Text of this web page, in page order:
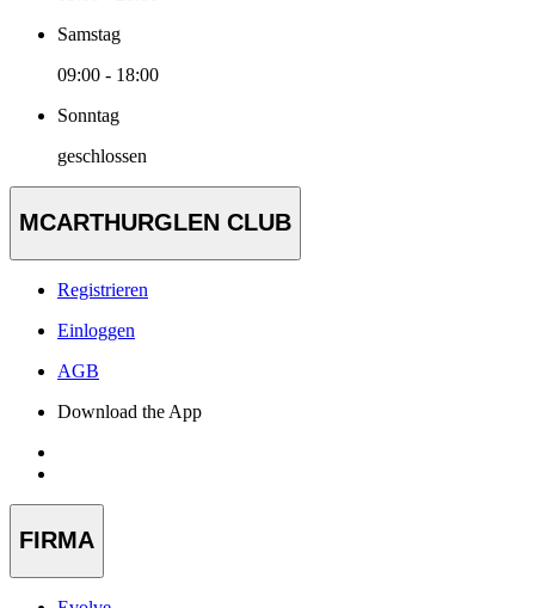
Samstag
09:00 - 18:00
Sonntag
geschlossen
MCARTHURGLEN CLUB
Registrieren
Einloggen
AGB
Download the App
FIRMA